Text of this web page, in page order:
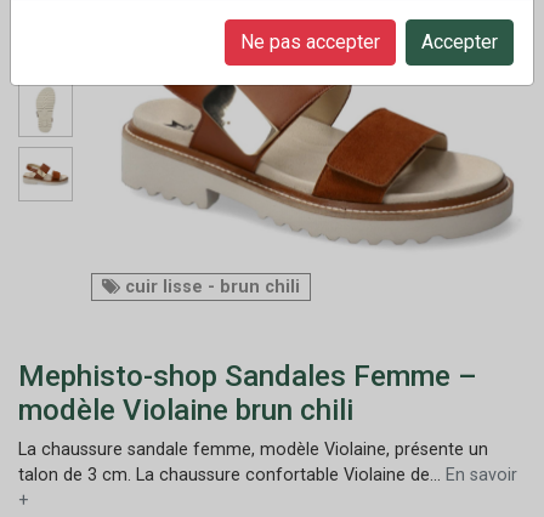
cuir lisse - brun chili
Mephisto-shop Sandales Femme –
modèle Violaine brun chili
La chaussure sandale femme, modèle Violaine, présente un
talon de 3 cm. La chaussure confortable Violaine de... En savoir
+
Ne pas accepter Accepter